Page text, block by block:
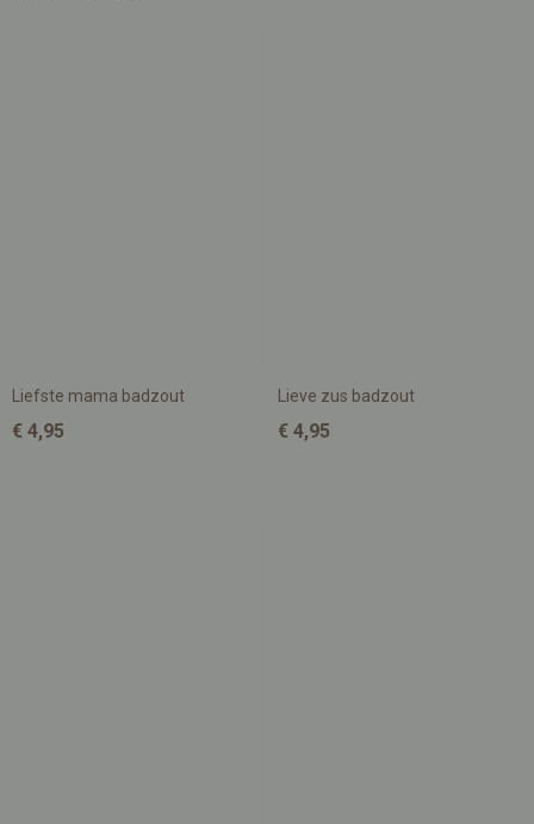
Liefste mama badzout
€ 4,95
Lieve zus badzout
€ 4,95